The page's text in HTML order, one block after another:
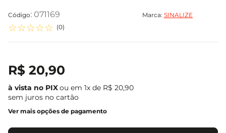
: 071169 Marca: SINALIZE
☆☆☆☆☆ (0)
R$ 20,90
ou em 1x de R$ 20,90
sem juros no cartão
Ver mais opções de pagamento
4